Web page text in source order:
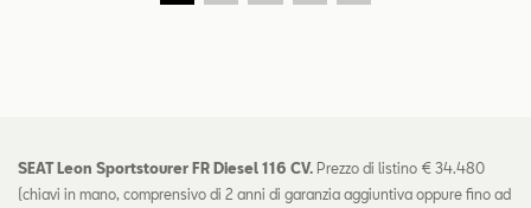
SEAT Leon Sportstourer FR Diesel 116 CV. Prezzo di listino € 34.480
(chiavi in mano, comprensivo di 2 anni di garanzia aggiuntiva oppure fino ad